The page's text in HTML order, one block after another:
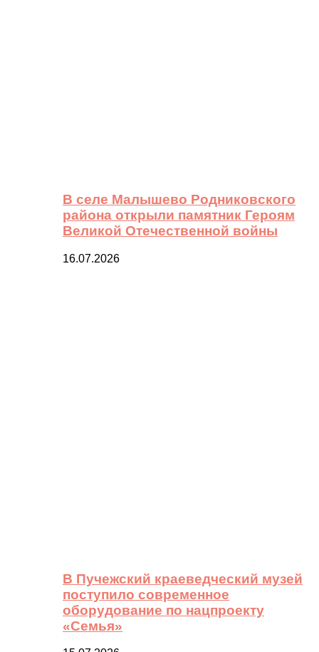
В селе Малышево Родниковского
района открыли памятник Героям
Великой Отечественной войны
16.07.2026
В Пучежский краеведческий музей
поступило современное
оборудование по нацпроекту
«Семья»